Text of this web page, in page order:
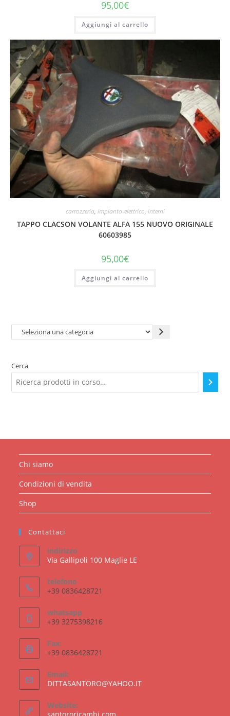
95,00€
Aggiungi al carrello
carrozzeria, impianto-elettrico, interni
TAPPO CLACSON VOLANTE ALFA 155 NUOVO ORIGINALE
60603985
95,00€
Aggiungi al carrello
Seleziona
Cerca
Chi siamo
Condizioni di vendita
Shop
Contattaci
indirizzo
Via Gallipoli 100 Maglie LE
telefono
+39 0836428721
whatsapp
+39 3275398216
Fax:
+39 0836428721
Email:
DITTASANTORO@YAHOO.ITOpens
Website: